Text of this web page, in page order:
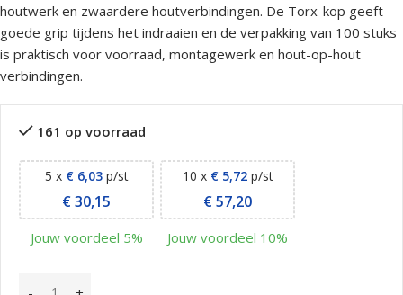
houtwerk en zwaardere houtverbindingen. De Torx-kop geeft
goede grip tijdens het indraaien en de verpakking van 100 stuks
is praktisch voor voorraad, montagewerk en hout-op-hout
verbindingen.
161 op voorraad
5 x €6,03p/st
€30,15
Jouw voordeel 5%
10 x €5,72p/st
€57,20
Jouw voordeel 10%